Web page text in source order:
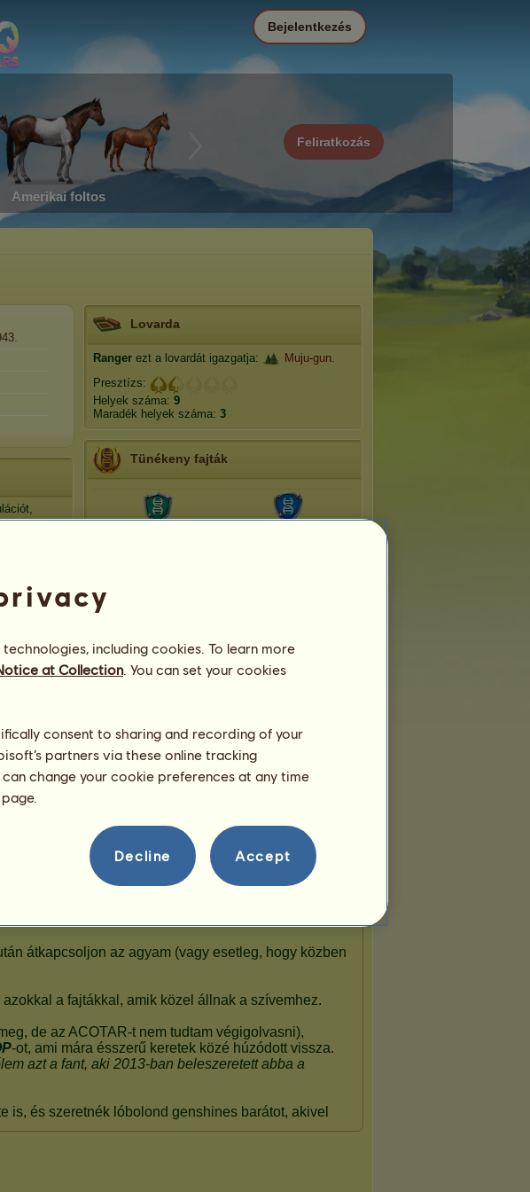
Amerikai foltos
Feliratkozás
Bejelentkezés
Lovarda
Ranger ezt a lovardát igazgatja: Muju-gun.
Presztízs:
Helyek száma: 9
Maradék helyek száma: 3
Tünékeny fajták
including cookies. To learn more
at Collection. You can set your cookies
consent to sharing and recording of your
partners via these online tracking
change your cookie preferences at any time
Decline Accept